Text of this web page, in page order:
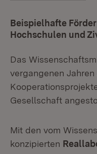
Beispielhafte
Hochschulen und
Das
vergangenen
Gesellschaft
Mit den vom
konzipierten